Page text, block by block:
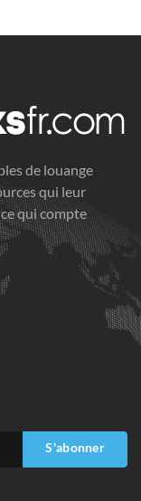
de louange
qui leur
qui compte
S'abonner